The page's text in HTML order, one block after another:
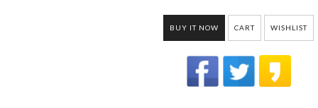
BUY IT NOW CART WISHLIST